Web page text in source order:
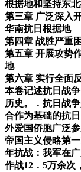
根据地和坚持东
第三章 广泛深入
华南抗日根据地
第四章 战胜严重
第五章 开展攻势
地
第六章 实行全面
本卷记述抗日战
历史。．抗日战
合作为基础的抗
外爱国侨胞广泛
帝国主义侵略第
年抗战：我军在
作战12．5万余次